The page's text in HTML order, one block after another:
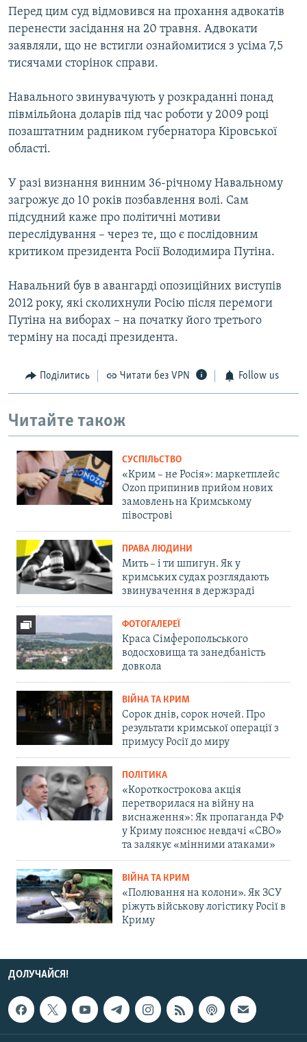
Перед цим суд відмовився на прохання адвокатів
перенести засідання на 20 травня. Адвокати
заявляли, що не встигли ознайомитися з усіма 7,5
тисячами сторінок справи.
Навального звинувачують у розкраданні понад
півмільйона доларів під час роботи у 2009 році
позаштатним радником губернатора Кіровської
області.
У разі визнання винним 36-річному Навальному
загрожує до 10 років позбавлення волі. Сам
підсудний каже про політичні мотиви
переслідування – через те, що є послідовним
критиком президента Росії Володимира Путіна.
Навальний був в авангарді опозиційних виступів
2012 року, які сколихнули Росію після перемоги
Путіна на виборах – на початку його третього
терміну на посаді президента.
Поділитись Читати без VPN Follow us
Читайте також
СУСПІЛЬСТВО
«Крим – не Росія»: маркетплейс
Ozon припинив прийом нових
замовлень на Кримському
півострові
ПРАВА ЛЮДИНИ
Мить – і ти шпигун. Як у
кримських судах розглядають
звинувачення в держзраді
ФОТОГАЛЕРЕЇ
Краса Сімферопольського
водосховища та занедбаність
довкола
ВІЙНА ТА КРИМ
Сорок днів, сорок ночей. Про
результати кримської операції з
примусу Росії до миру
ПОЛІТИКА
«Короткострокова акція
перетворилася на війну на
виснаження»: Як пропаганда РФ
у Криму пояснює невдачі «СВО»
та залякує «мінними атаками»
ВІЙНА ТА КРИМ
«Полювання на колони». Як ЗСУ
ріжуть військову логістику Росії в
Криму
ДОЛУЧАЙСЯ!